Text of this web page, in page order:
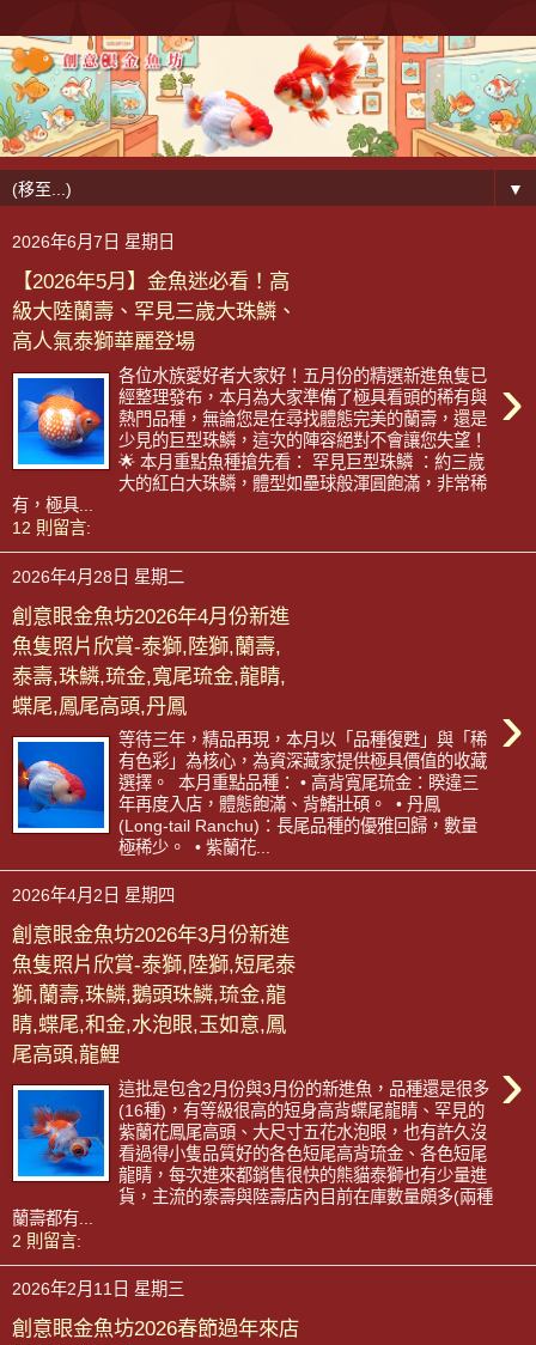
▼
2026年6月7日 星期日
【2026年5月】金魚迷必看！高
級大陸蘭壽、罕見三歲大珠鱗、
高人氣泰獅華麗登場
›
各位水族愛好者大家好！五月份的精選新進魚隻已
經整理發布，本月為大家準備了極具看頭的稀有與
熱門品種，無論您是在尋找體態完美的蘭壽，還是
少見的巨型珠鱗，這次的陣容絕對不會讓您失望！
🌟 本月重點魚種搶先看： 罕見巨型珠鱗 ：約三歲
大的紅白大珠鱗，體型如壘球般渾圓飽滿，非常稀
有，極具...
12 則留言:
2026年4月28日 星期二
創意眼金魚坊2026年4月份新進
魚隻照片欣賞-泰獅,陸獅,蘭壽,
泰壽,珠鱗,琉金,寬尾琉金,龍睛,
蝶尾,鳳尾高頭,丹鳳
›
等待三年，精品再現，本月以「品種復甦」與「稀
有色彩」為核心，為資深藏家提供極具價值的收藏
選擇。 本月重點品種： • 高背寬尾琉金：睽違三
年再度入店，體態飽滿、背鰭壯碩。 • 丹鳳
(Long-tail Ranchu)：長尾品種的優雅回歸，數量
極稀少。 • 紫蘭花...
2026年4月2日 星期四
創意眼金魚坊2026年3月份新進
魚隻照片欣賞-泰獅,陸獅,短尾泰
獅,蘭壽,珠鱗,鵝頭珠鱗,琉金,龍
睛,蝶尾,和金,水泡眼,玉如意,鳳
尾高頭,龍鯉
›
這批是包含2月份與3月份的新進魚，品種還是很多
(16種)，有等級很高的短身高背蝶尾龍睛、罕見的
紫蘭花鳳尾高頭、大尺寸五花水泡眼，也有許久沒
看過得小隻品質好的各色短尾高背琉金、各色短尾
龍睛，每次進來都銷售很快的熊貓泰獅也有少量進
貨，主流的泰壽與陸壽店內目前在庫數量頗多(兩種
蘭壽都有...
2 則留言:
2026年2月11日 星期三
創意眼金魚坊2026春節過年來店